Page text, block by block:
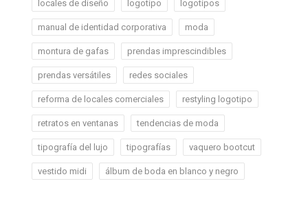
locales de diseño logotipo logotipos
manual de identidad corporativa moda
montura de gafas prendas imprescindibles
prendas versátiles redes sociales
reforma de locales comerciales restyling logotipo
retratos en ventanas tendencias de moda
tipografía del lujo tipografías vaquero bootcut
vestido midi álbum de boda en blanco y negro